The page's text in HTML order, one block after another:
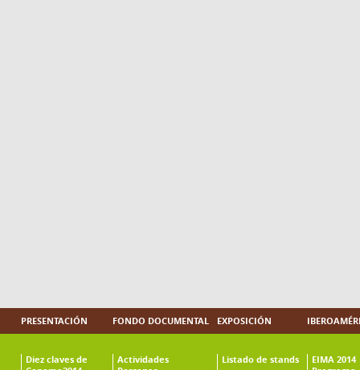
PRESENTACIÓN
Diez claves de
FONDO DOCUMENTAL
Actividades
EXPOSICIÓN
Listado de stands
EIMA 2014